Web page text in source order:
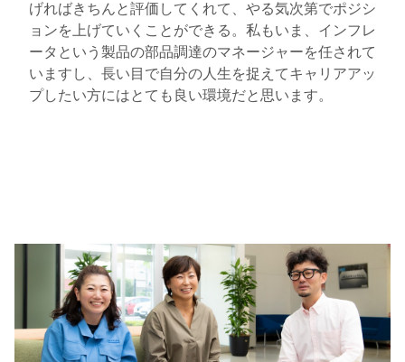
げればきちんと評価してくれて、やる気次第でポジシ
ョンを上げていくことができる。私もいま、インフレ
ータという製品の部品調達のマネージャーを任されて
いますし、長い目で自分の人生を捉えてキャリアアッ
プしたい方にはとても良い環境だと思います。